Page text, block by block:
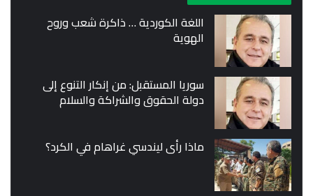
اللغة الكوردية … ذاكرة شعب وروح
الهوية
سوريا المستقبل: من إنكار التنوع إلى
دولة الحقوق والشراكة والسلام
ماذا رأى ليندسي غراهام في الكرد؟